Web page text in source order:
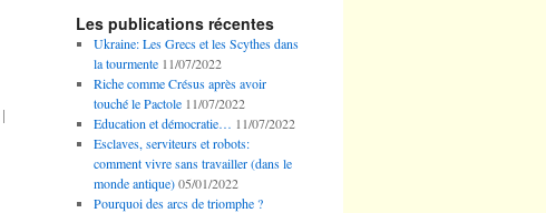
|
Les publications récentes
Ukraine: Les Grecs et les Scythes dans
la tourmente 11/07/2022
Riche comme Crésus après avoir
touché le Pactole 11/07/2022
Education et démocratie… 11/07/2022
Esclaves, serviteurs et robots:
comment vivre sans travailler (dans le
monde antique) 05/01/2022
Pourquoi des arcs de triomphe ?